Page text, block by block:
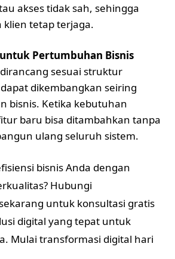
akses tidak sah, sehingga
klien tetap terjaga.
Pertumbuhan Bisnis
sesuai struktur
dikembangkan seiring
bisnis. Ketika kebutuhan
baru bisa ditambahkan tanpa
ulang seluruh sistem.
bisnis Anda dengan
Hubungi
untuk konsultasi gratis
digital yang tepat untuk
Mulai transformasi digital hari